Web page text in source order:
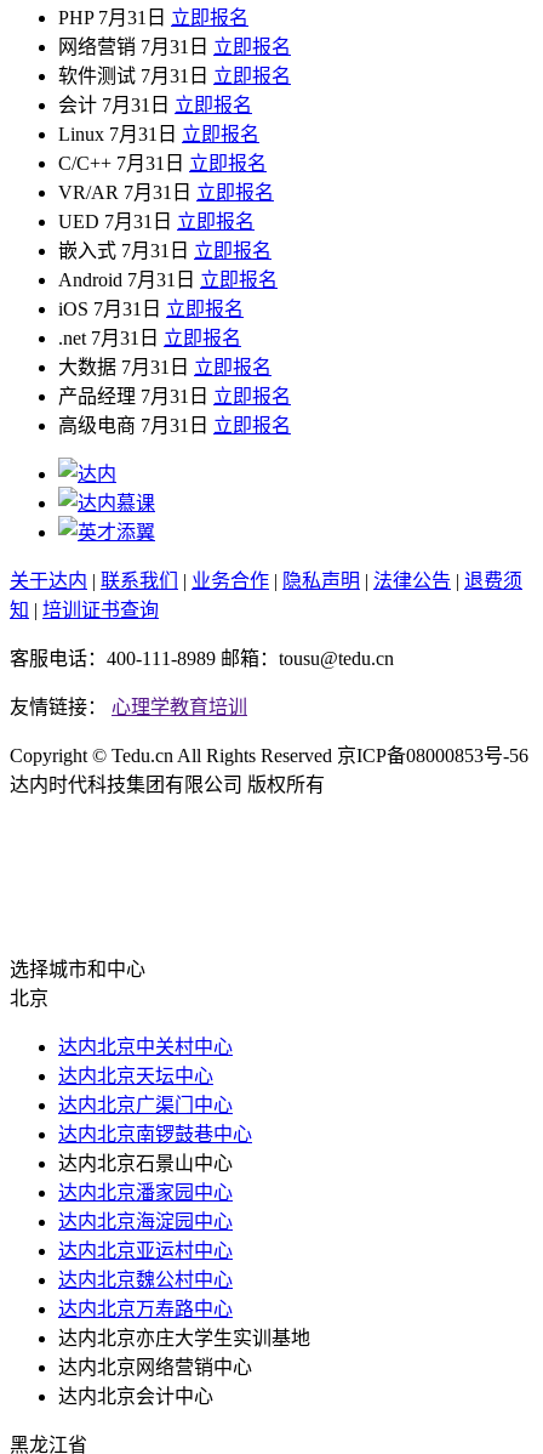
PHP 7月31日 立即报名
网络营销 7月31日 立即报名
软件测试 7月31日 立即报名
会计 7月31日 立即报名
Linux 7月31日 立即报名
C/C++ 7月31日 立即报名
VR/AR 7月31日 立即报名
UED 7月31日 立即报名
嵌入式 7月31日 立即报名
Android 7月31日 立即报名
iOS 7月31日 立即报名
.net 7月31日 立即报名
大数据 7月31日 立即报名
产品经理 7月31日 立即报名
高级电商 7月31日 立即报名
关于达内 | 联系我们 | 业务合作 | 隐私声明 | 法律公告 | 退费须
知 | 培训证书查询
客服电话：400-111-8989 邮箱：tousu@tedu.cn
友情链接： 心理学教育培训
Copyright © Tedu.cn All Rights Reserved 京ICP备08000853号-56
达内时代科技集团有限公司 版权所有
选择城市和中心
北京
达内北京中关村中心
达内北京天坛中心
达内北京广渠门中心
达内北京南锣鼓巷中心
达内北京石景山中心
达内北京潘家园中心
达内北京海淀园中心
达内北京亚运村中心
达内北京魏公村中心
达内北京万寿路中心
达内北京亦庄大学生实训基地
达内北京网络营销中心
达内北京会计中心
黑龙江省